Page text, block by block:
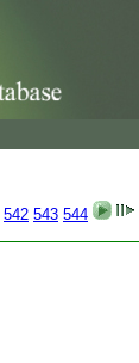
542 543 544